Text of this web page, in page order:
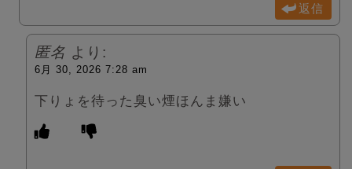
返信
匿名 より:
6月 30, 2026 7:28 am
下りょを待った臭い煙ほんま嫌い